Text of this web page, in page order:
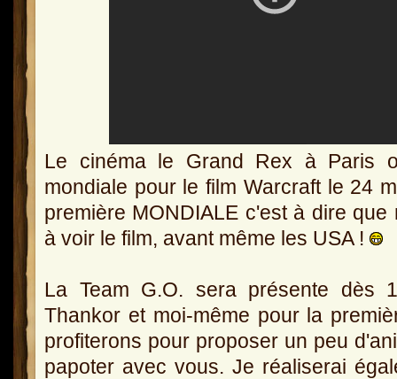
Le cinéma le Grand Rex à Paris
mondiale pour le film Warcraft le 24
première MONDIALE c'est à dire
à voir le film, avant même les USA !
La Team G.O. sera présente dès
Thankor et moi-même pour la
profiterons pour proposer un peu
papoter avec vous. Je réaliserai